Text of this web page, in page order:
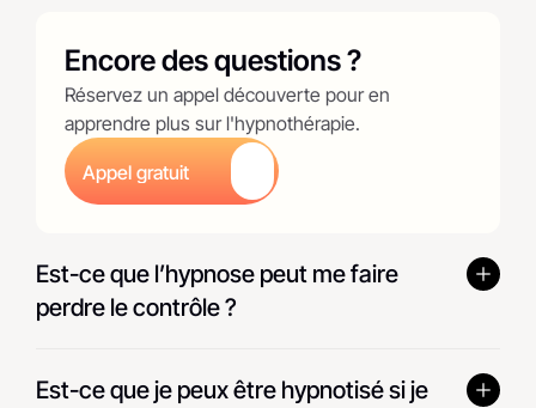
Encore des questions ?
Réservez un appel découverte pour en
apprendre plus sur l'hypnothérapie.
Appel gratuit
Button
Est-ce que l’hypnose peut me faire
Est-ce que je peux être hypnotisé si je